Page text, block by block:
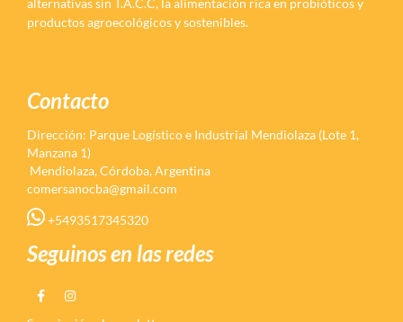
alternativas sin T.A.C.C, la alimentación rica en probióticos y
productos agroecológicos y sostenibles.
Contacto
Dirección: Parque Logístico e Industrial Mendiolaza (Lote 1,
Manzana 1)
Mendiolaza, Córdoba, Argentina
comersanocba@gmail.com
+5493517345320
Seguinos en las redes